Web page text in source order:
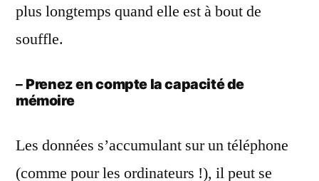
plus longtemps quand elle est à bout de
souffle.
– Prenez en compte la capacité de
mémoire
Les données s’accumulant sur un téléphone
(comme pour les ordinateurs !), il peut se